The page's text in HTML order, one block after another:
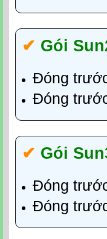
✔‎ Gói
Đóng
Đóng
✔‎ Gói
Đóng
Đóng